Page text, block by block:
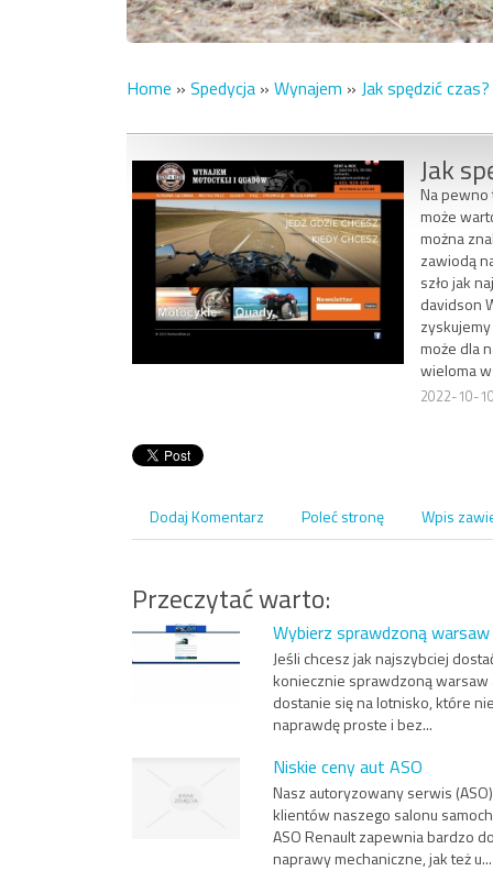
Home » Spedycja » Wynajem » Jak spędzić czas?
Jak
Na pewno
może
można
zawiodą
szło jak
davidson
może dla
wieloma
2022-10-
Dodaj Komentarz Poleć stronę Wpis
Przeczytać warto:
Wybierz sprawdzoną
Jeśli chcesz jak najszybciej
koniecznie sprawdzoną warsaw
dostanie się na lotnisko, które
naprawdę proste i bez...
Niskie ceny aut ASO
Nasz autoryzowany serwis
klientów naszego salonu
ASO Renault zapewnia bardzo
naprawy mechaniczne, jak też u...